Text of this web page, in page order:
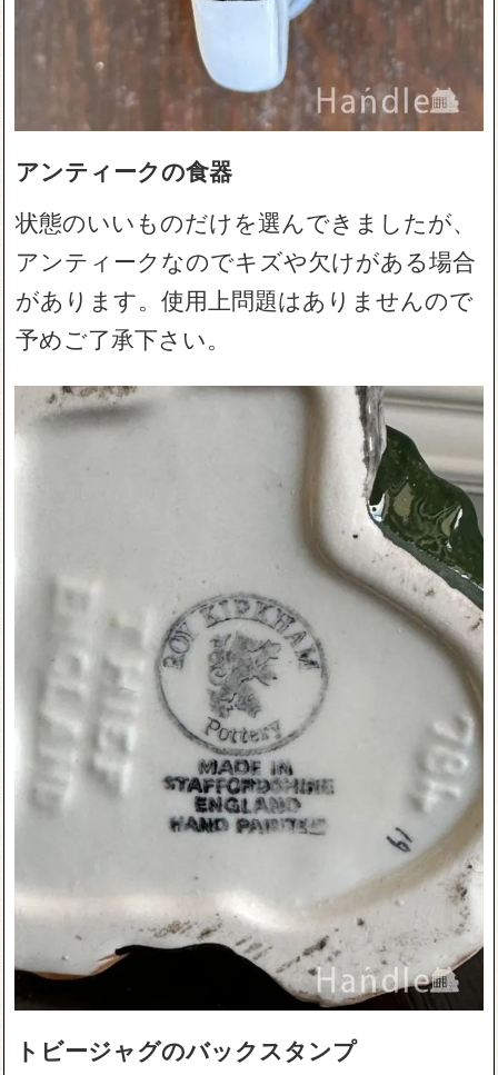
アンティークの食器
状態のいいものだけを選んできましたが、
アンティークなのでキズや欠けがある場合
があります。使用上問題はありませんので
予めご了承下さい。
トビージャグのバックスタンプ